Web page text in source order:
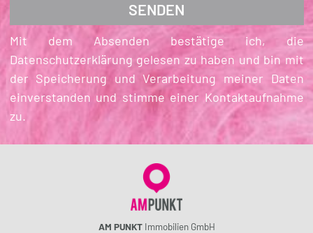
Mit dem Absenden bestätige ich, die
Datenschutzerklärung gelesen zu haben und bin mit
der Speicherung und Verarbeitung meiner Daten
einverstanden und stimme einer Kontaktaufnahme
zu.
AM PUNKTImmobilien GmbH